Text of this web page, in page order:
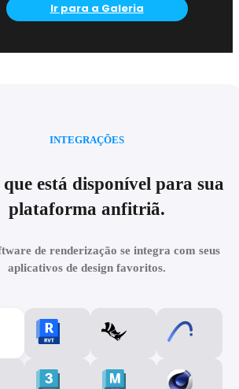
Ir para a Galeria
está disponível para sua
plataforma anfitriã.
INTEGRAÇÕES
de renderização se integra com seus
aplicativos de design favoritos.